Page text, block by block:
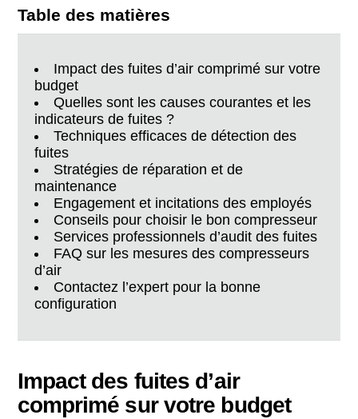
Table des matières
Impact des fuites d’air comprimé sur votre
budget
Quelles sont les causes courantes et les
indicateurs de fuites ?
Techniques efficaces de détection des
fuites
Stratégies de réparation et de
maintenance
Engagement et incitations des employés
Conseils pour choisir le bon compresseur
Services professionnels d’audit des fuites
FAQ sur les mesures des compresseurs
d’air
Contactez l’expert pour la bonne
configuration
Impact des fuites d’air
comprimé sur votre budget